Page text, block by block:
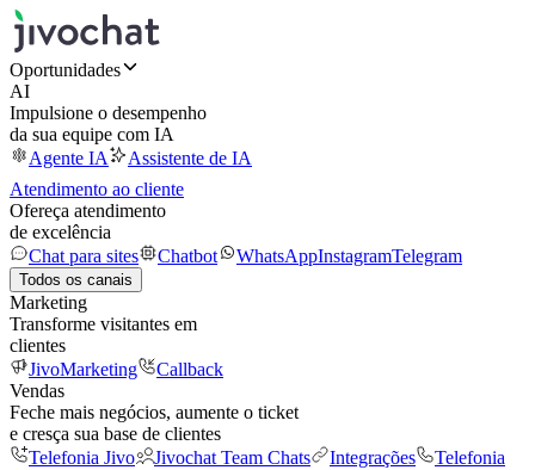
Oportunidades
AI
Impulsione o desempenho
da sua equipe com IA
Agente IA
Assistente de IA
Atendimento ao cliente
Ofereça atendimento
de excelência
Chat para sites
Chatbot WhatsAppInstagramTelegram
Todos os canais
Marketing
Transforme visitantes em
clientes
JivoMarketing
Callback
Vendas
Feche mais negócios, aumente o ticket
e cresça sua base de clientes
Telefonia Jivo
Jivochat Team Chats Integrações
Telefonia